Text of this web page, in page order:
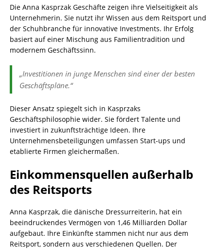
Die Anna Kasprzak Geschäfte zeigen ihre Vielseitigkeit als
Unternehmerin. Sie nutzt ihr Wissen aus dem Reitsport und
der Schuhbranche für innovative Investments. Ihr Erfolg
basiert auf einer Mischung aus Familientradition und
modernem Geschäftssinn.
„Investitionen in junge Menschen sind einer der besten
Geschäftspläne.“
Dieser Ansatz spiegelt sich in Kasprzaks
Geschäftsphilosophie wider. Sie fördert Talente und
investiert in zukunftsträchtige Ideen. Ihre
Unternehmensbeteiligungen umfassen Start-ups und
etablierte Firmen gleichermaßen.
Einkommensquellen außerhalb
des Reitsports
Anna Kasprzak, die dänische Dressurreiterin, hat ein
beeindruckendes Vermögen von 1,46 Milliarden Dollar
aufgebaut. Ihre Einkünfte stammen nicht nur aus dem
Reitsport, sondern aus verschiedenen Quellen. Der